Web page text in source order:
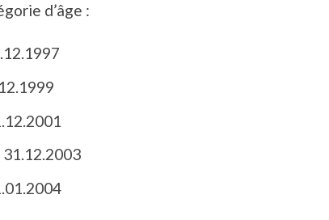
d’âge :
31.12.2003